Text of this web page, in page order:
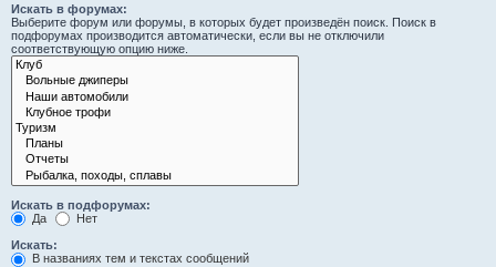
Искать в форумах:
Выберите форум или форумы, в которых будет произведён поиск. Поиск в
подфорумах производится автоматически, если вы не отключили
соответствующую опцию ниже.
Искать в подфорумах:
Да
Нет
Искать:
В названиях тем и текстах сообщений